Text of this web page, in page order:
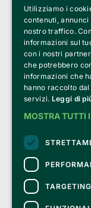
Clappit è un marchio di
Bemils Srl
a Socio Unico
Via Fosse Ardeatine, 4
PI 05589050961
Iscr. C.C.I.A.A. Milano
© 2010-2025 Bemils Srl
Credits:
Clappit è basato sulla
dall’Agenzia delle
2025.
Su Clappit i tuoi acquisti
sono sicuri e protetti da
con crittografia a 128 bit.
Utilizziamo i
contenuti,
nostro traffico.
informazioni sul
con i nostri
che potrebbero
informazioni che
hanno raccolto
servizi. Leggi di
MOSTRA TUTTI
TARGETING